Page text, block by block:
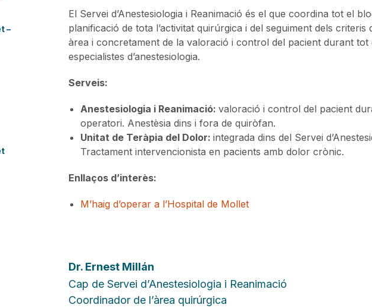
–
El Servei d’Anestesiologia i Reanimació és el que coordina tot el
planificació de tota l’activitat quirúrgica i del seguiment dels
àrea i concretament de la valoració i control del pacient durant tot
especialistes d’anestesiologia.
Serveis:
Anestesiologia i Reanimació: valoració i control del pacient
operatori. Anestèsia dins i fora de quiròfan.
Unitat de Teràpia del Dolor: integrada dins del Servei
Tractament intervencionista en pacients amb dolor crònic.
Enllaços d’interès:
M’haig d’operar a l’Hospital de Mollet
Dr. Ernest Millán
Cap de Servei d’Anestesiologia i Reanimació
Coordinador de l’àrea quirúrgica